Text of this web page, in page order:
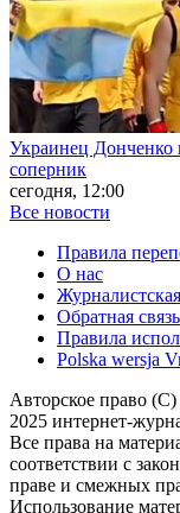
Украинец Донченко
соперник
сегодня, 12:00
Все новости
Правила
О нас
Обратная связь
Правила
Polska wersja
Авторское право
2025 интернет-
Все права на
соответствии с
праве и смежных
Использование